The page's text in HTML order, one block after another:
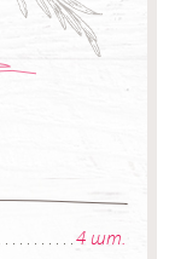
4 шт.